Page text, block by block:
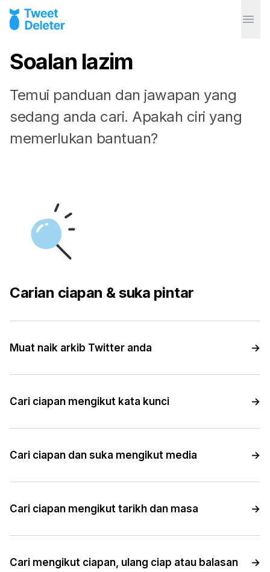
Soalan lazim
Temui panduan dan jawapan yang
sedang anda cari. Apakah ciri yang
memerlukan bantuan?
Carian ciapan & suka pintar
Muat naik arkib Twitter anda →
Cari ciapan mengikut kata kunci →
Cari ciapan dan suka mengikut media →
Cari ciapan mengikut tarikh dan masa →
Cari mengikut ciapan, ulang ciap atau balasan →